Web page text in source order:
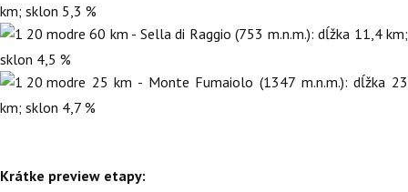
km; sklon 5,3 %
60 km - Sella di Raggio (753 m.n.m.): dĺžka 11,4 km;
sklon 4,5 %
25 km - Monte Fumaiolo (1347 m.n.m.): dĺžka 23
km; sklon 4,7 %
Krátke preview etapy: